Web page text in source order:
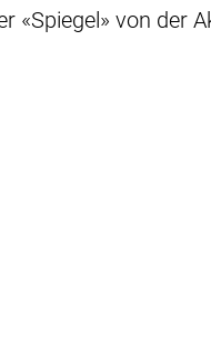
«Spiegel» von der